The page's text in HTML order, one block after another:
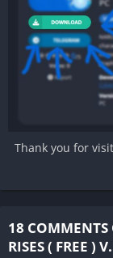
Thank you for
18
RISES ( FREE )